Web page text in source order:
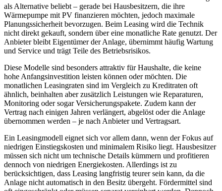
als Alternative beliebt – gerade bei Hausbesitzern, die ihre
Wärmepumpe mit PV finanzieren möchten, jedoch maximale
Planungssicherheit bevorzugen. Beim Leasing wird die Technik
nicht direkt gekauft, sondern über eine monatliche Rate genutzt. Der
Anbieter bleibt Eigentümer der Anlage, übernimmt häufig Wartung
und Service und trägt Teile des Betriebsrisikos.
Diese Modelle sind besonders attraktiv für Haushalte, die keine
hohe Anfangsinvestition leisten können oder möchten. Die
monatlichen Leasingraten sind im Vergleich zu Kreditraten oft
ähnlich, beinhalten aber zusätzlich Leistungen wie Reparaturen,
Monitoring oder sogar Versicherungspakete. Zudem kann der
Vertrag nach einigen Jahren verlängert, abgelöst oder die Anlage
übernommen werden – je nach Anbieter und Vertragsart.
Ein Leasingmodell eignet sich vor allem dann, wenn der Fokus auf
niedrigen Einstiegskosten und minimalem Risiko liegt. Hausbesitzer
müssen sich nicht um technische Details kümmern und profitieren
dennoch von niedrigen Energiekosten. Allerdings ist zu
berücksichtigen, dass Leasing langfristig teurer sein kann, da die
Anlage nicht automatisch in den Besitz übergeht. Fördermittel sind